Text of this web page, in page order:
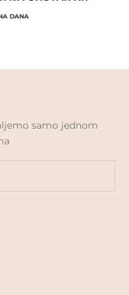
DANA
12
item 3
samo jednom